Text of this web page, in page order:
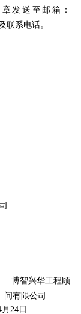
发送至邮箱：
联系电话。
博智兴华工程顾
问有限公司
月24 日